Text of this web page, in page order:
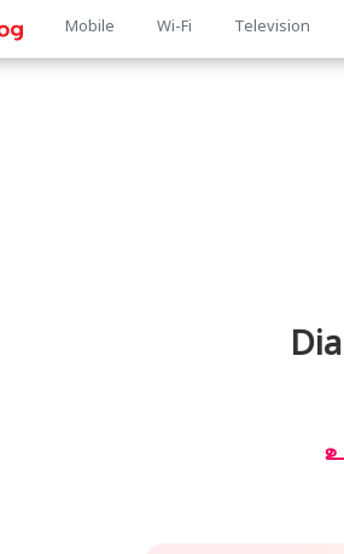
Main
Mobile Wi-Fi Television